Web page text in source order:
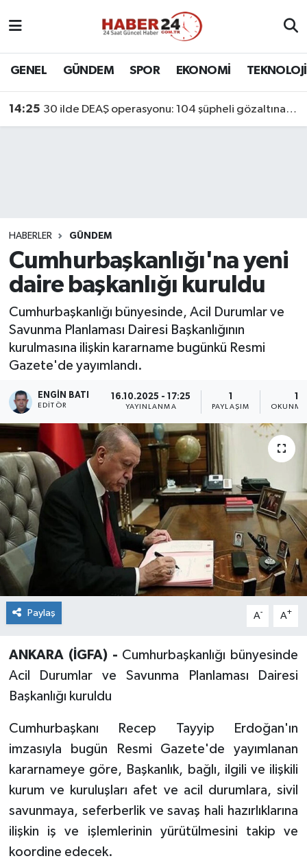
GENEL GÜNDEM SPOR EKONOMİ TEKNOLOJİ
14:25 30 ilde DEAŞ operasyonu: 104 şüpheli gözaltına alındı
HABERLER GÜNDEM
Cumhurbaşkanlığı'na yeni
daire başkanlığı kuruldu
Cumhurbaşkanlığı bünyesinde, Acil Durumlar ve
Savunma Planlaması Dairesi Başkanlığının
kurulmasına ilişkin kararname bugünkü Resmi
Gazete'de yayımlandı.
ENGIN BATI
EDITÖR
16.10.2025 - 17:25
YAYINLANMA PAYLAŞIM
Paylaş A- A+
ANKARA (İGFA) - Cumhurbaşkanlığı bünyesinde
Acil Durumlar ve Savunma Planlaması Dairesi
Başkanlığı kuruldu
Cumhurbaşkanı Recep Tayyip Erdoğan'ın
imzasıyla bugün Resmi Gazete'de yayımlanan
kararnameye göre, Başkanlık, bağlı, ilgili ve ilişkili
kurum ve kuruluşları afet ve acil durumlara, sivil
savunmaya, seferberlik ve savaş hali hazırlıklarına
ilişkin iş ve işlemlerinin yürütülmesini takip ve
koordine edecek.
Nöbetçi Eczaneler
Son Dakika Haberleri
Haber Arşivi